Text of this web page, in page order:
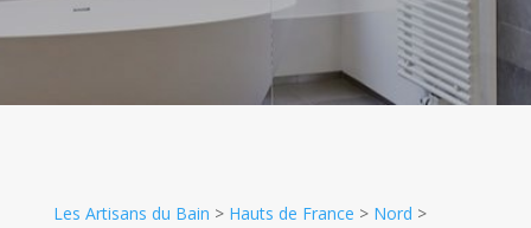
Les Artisans du Bain > Hauts de France > Nord >